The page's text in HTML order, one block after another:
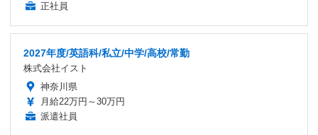
正社員
2027年度/英語科/私立/中学/高校/常勤
株式会社イスト
神奈川県
月給22万円～30万円
派遣社員